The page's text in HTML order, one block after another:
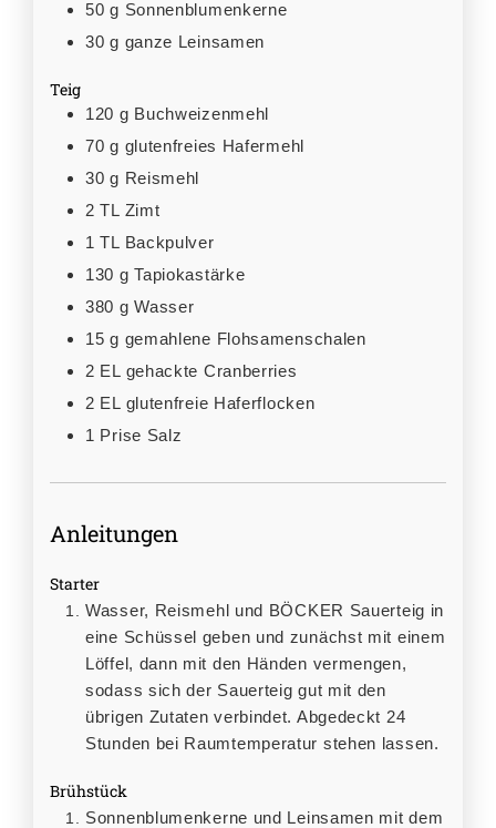
50 g Sonnenblumenkerne
30 g ganze Leinsamen
Teig
120 g Buchweizenmehl
70 g glutenfreies Hafermehl
30 g Reismehl
2 TL Zimt
1 TL Backpulver
130 g Tapiokastärke
380 g Wasser
15 g gemahlene Flohsamenschalen
2 EL gehackte Cranberries
2 EL glutenfreie Haferflocken
1 Prise Salz
Anleitungen
Starter
Wasser, Reismehl und BÖCKER Sauerteig in
eine Schüssel geben und zunächst mit einem
Löffel, dann mit den Händen vermengen,
sodass sich der Sauerteig gut mit den
übrigen Zutaten verbindet. Abgedeckt 24
Stunden bei Raumtemperatur stehen lassen.
Brühstück
Sonnenblumenkerne und Leinsamen mit dem